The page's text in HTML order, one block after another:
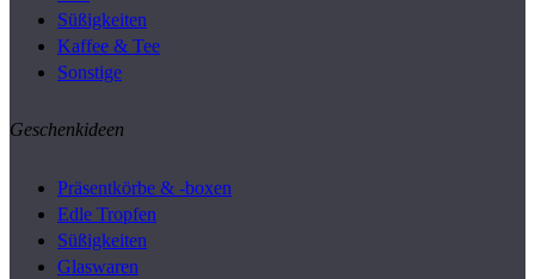
Süßigkeiten
Kaffee & Tee
Sonstige
Geschenkideen
Präsentkörbe & -boxen
Edle Tropfen
Süßigkeiten
Glaswaren